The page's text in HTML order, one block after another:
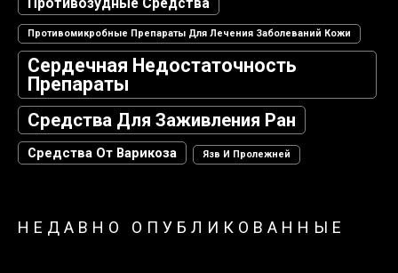
Противомикробные Препараты Для Лечения Заболеваний Кожи
Сердечная Недостаточность
Препараты
Средства Для Заживления Ран
Средства От Варикоза Язв И Пролежней
НЕДАВНО ОПУБЛИКОВАННЫЕ